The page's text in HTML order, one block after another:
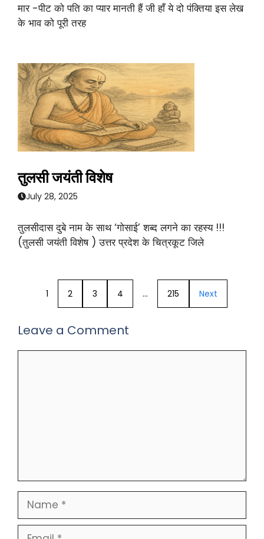
मार -पीट को पति का प्यार मानती हैं जी हाँ ये दो पंक्तिया इस लेख
के भाव को पूरी तरह
तुलसी जयंती विशेष
July 28, 2025
तुलसीदास दुबे नाम के साथ ‘गोसाई’ शब्द लगने का रहस्य !!!
(तुलसी जयंती विशेष ) उत्तर प्रदेश के चित्रकूट जिले
1 2 3 4 … 215 Next
Leave a Comment
Name
Email